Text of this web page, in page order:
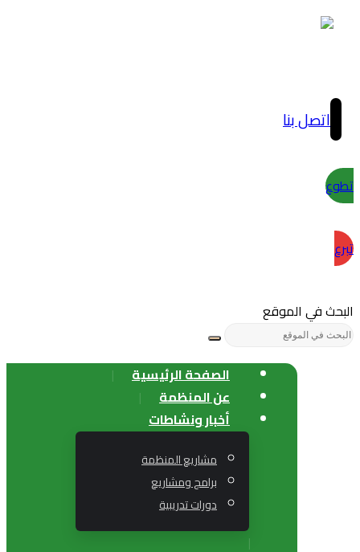
اتصل بنا
تطوع
تبرع
البحث في الموقع
الصفحة الرئيسية
عن المنظمة
أخبار ونشاطات
مشاريع المنظمة
برامج ومشاريع
دورات تدريبية